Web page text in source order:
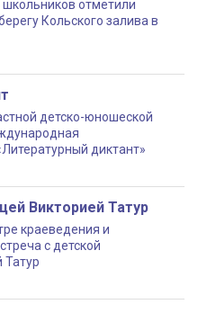
отметили
Кольского залива в
детско-юношеской
диктант»
Викторией Татур
краеведения и
с детской
Татур